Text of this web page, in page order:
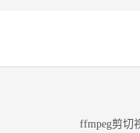
ffmpeg剪切